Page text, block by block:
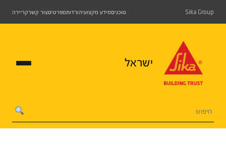
Sika Group סוכניםמידע מקצועיהורדותמפרטיםצור קשרקריירה
ישראל